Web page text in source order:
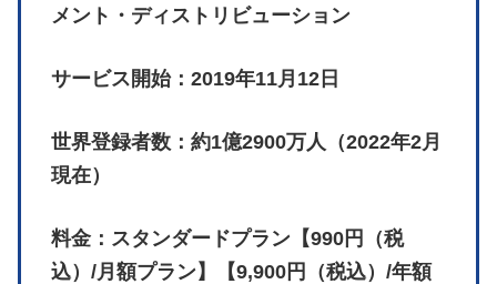
メント・ディストリビューション
サービス開始：2019年11月12日
世界登録者数：約1億2900万人（2022年2月
現在）
料金：スタンダードプラン【990円（税
込）/月額プラン】【9,900円（税込）/年額